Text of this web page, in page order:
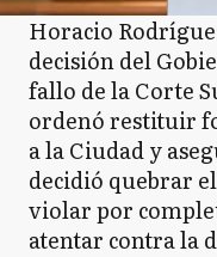
Horacio
decisión del
fallo de la Corte
ordenó restituir
a la Ciudad y
decidió quebrar
violar por
atentar contra la